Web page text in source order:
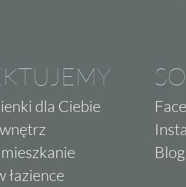
dla Ciebie
łazience
Blog